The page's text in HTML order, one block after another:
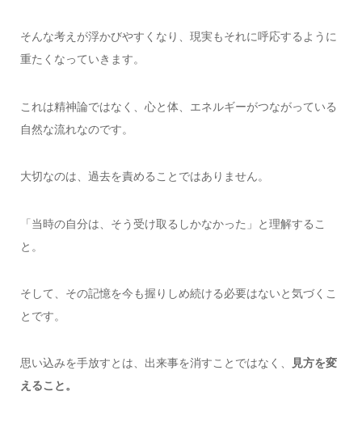
そんな考えが浮かびやすくなり、現実もそれに呼応するように
重たくなっていきます。
これは精神論ではなく、心と体、エネルギーがつながっている
自然な流れなのです。
大切なのは、過去を責めることではありません。
「当時の自分は、そう受け取るしかなかった」と理解するこ
と。
そして、その記憶を今も握りしめ続ける必要はないと気づくこ
とです。
思い込みを手放すとは、出来事を消すことではなく、
見方を変
えること。